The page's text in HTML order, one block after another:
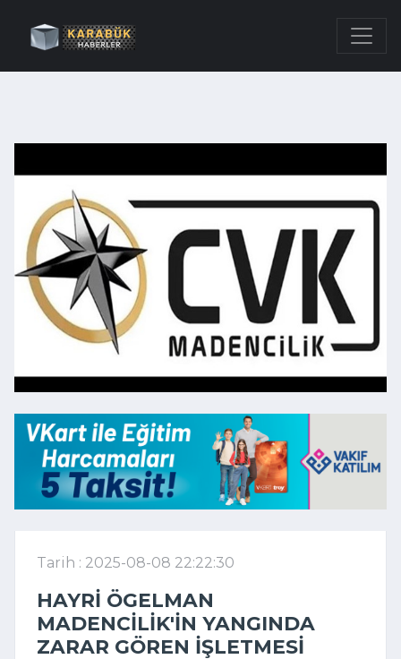
Tarih : 2025-08-08 22:22:30
HAYRI ÖGELMAN
MADENCILIK'IN YANGINDA
ZARAR GÖREN IŞLETMESI